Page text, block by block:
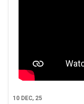
10 DEC, 25